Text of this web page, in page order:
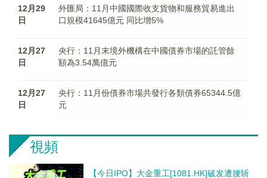
12月29
日
外匯局：11月中國國際收支貨物和服務貿易進出
口規模41645億元 同比增5%
12月27
日
央行：11月末境外機構在中國債券市場的託管餘
額為3.54萬億元
12月27
日
央行：11月份債券市場共發行各類債券65344.5億
元
視頻
【今日IPO】大金重工[1081.HK]破发遭腰斩